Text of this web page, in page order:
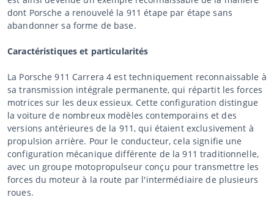
dont Porsche a renouvelé la 911 étape par étape sans
abandonner sa forme de base.
Caractéristiques et particularités
La Porsche 911 Carrera 4 est techniquement reconnaissable à
sa transmission intégrale permanente, qui répartit les forces
motrices sur les deux essieux. Cette configuration distingue
la voiture de nombreux modèles contemporains et des
versions antérieures de la 911, qui étaient exclusivement à
propulsion arrière. Pour le conducteur, cela signifie une
configuration mécanique différente de la 911 traditionnelle,
avec un groupe motopropulseur conçu pour transmettre les
forces du moteur à la route par l'intermédiaire de plusieurs
roues.